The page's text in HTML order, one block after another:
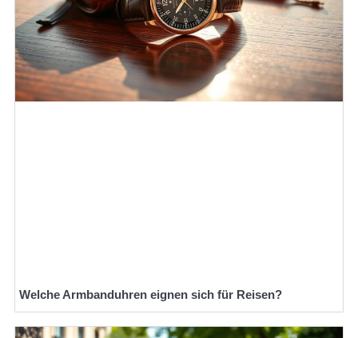
Welche Armbanduhren eignen sich für Reisen?